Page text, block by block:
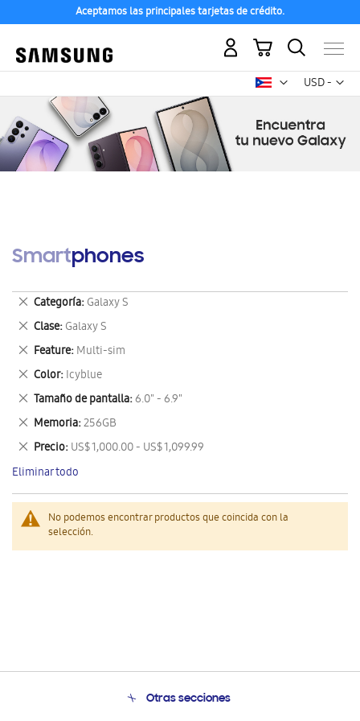
Aceptamos las principales tarjetas de crédito.
USD -
dólar
Mi carrito
Smartphones
No podemos encontrar productos que coincida con la
selección.
Categoría Galaxy S
Eliminar
este
artículo
Clase Galaxy S
Eliminar
este
artículo
Feature Multi-sim
Eliminar
este
artículo
Color Icyblue
Eliminar
este
artículo
Tamaño de pantalla 6.0" - 6.9"
Eliminar
este
artículo
Memoria 256GB
Eliminar
este
artículo
Precio US$ 1,000.00 - US$ 1,099.99
Eliminar
este
artículo
Eliminar todo
Otras secciones